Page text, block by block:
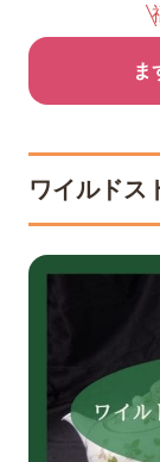
ま
ワイルドス